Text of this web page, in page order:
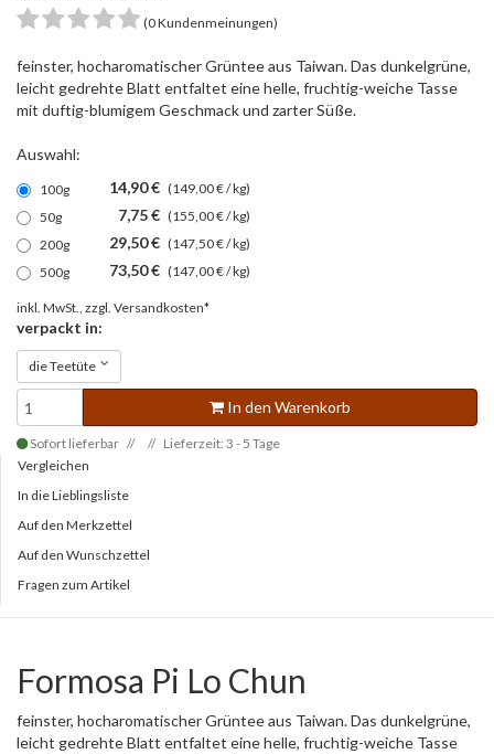
(0 Kundenmeinungen)
feinster, hocharomatischer Grüntee aus Taiwan. Das dunkelgrüne,
leicht gedrehte Blatt entfaltet eine helle, fruchtig-weiche Tasse
mit duftig-blumigem Geschmack und zarter Süße.
Auswahl:
100g 14,90 € (149,00 € / kg)
50g
7,75 € (155,00 € / kg)
200g
29,50 € (147,50 € / kg)
500g
73,50 € (147,00 € / kg)
inkl. MwSt., zzgl. Versandkosten*
verpackt in:
die Teetüte
In den Warenkorb
Sofort lieferbar
Lieferzeit: 3 - 5 Tage
Vergleichen
In die Lieblingsliste
Auf den Merkzettel
Auf den Wunschzettel
Fragen zum Artikel
Formosa Pi Lo Chun
feinster, hocharomatischer Grüntee aus Taiwan. Das dunkelgrüne,
leicht gedrehte Blatt entfaltet eine helle, fruchtig-weiche Tasse